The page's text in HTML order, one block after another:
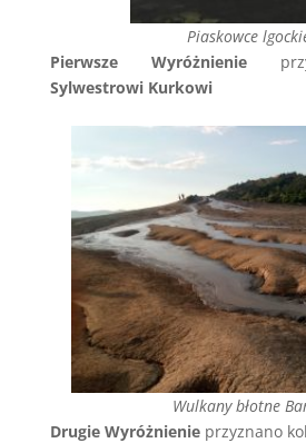
Piaskowce
Pierwsze Wyróżnienie
Sylwestrowi Kurkowi
Wulkany błotne
Drugie Wyróżnienieprzyznano